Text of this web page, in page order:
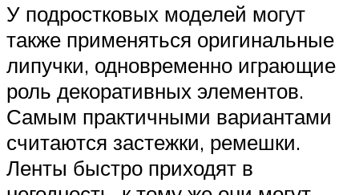
У подростковых моделей могут
также применяться оригинальные
липучки, одновременно играющие
роль декоративных элементов.
Самым практичными вариантами
считаются застежки, ремешки.
Ленты быстро приходят в